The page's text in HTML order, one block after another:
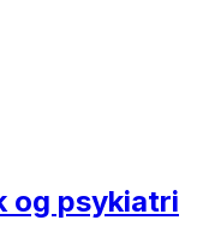
og psykiatri